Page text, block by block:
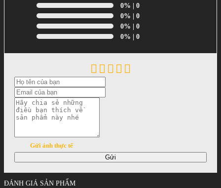
0% | 0
0% | 0
0% | 0
0% | 0
Gửi ảnh thực tế
Gửi
ĐÁNH GIÁ SẢN PHẨM